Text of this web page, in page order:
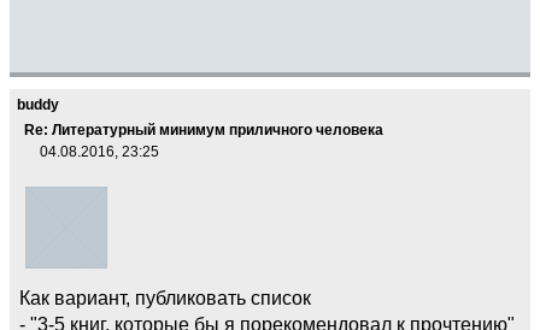
buddy
Re: Литературный минимум приличного человека
04.08.2016, 23:25
Как вариант, публиковать список
- "3-5 книг, которые бы я порекомендовал к прочтению"